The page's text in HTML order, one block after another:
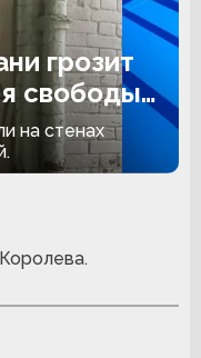
грозит
свободы
на стенах